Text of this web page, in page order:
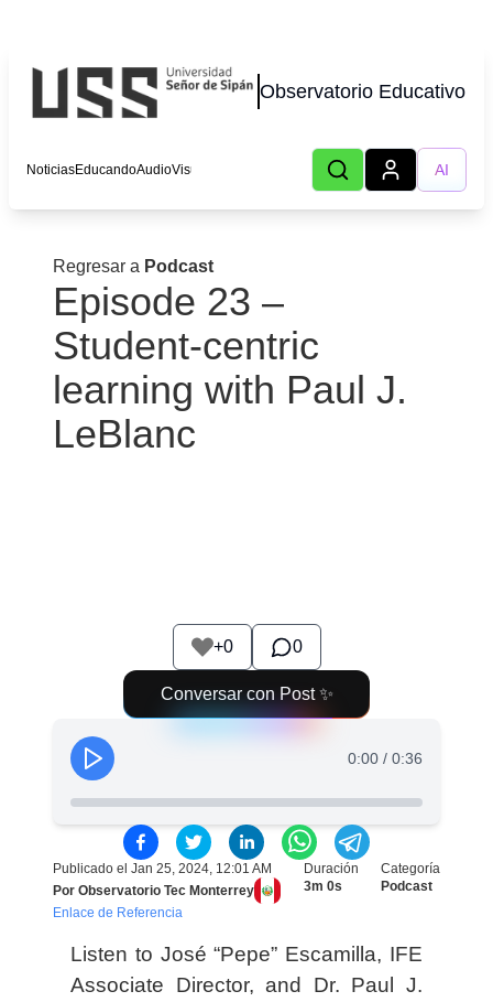
Observatorio Educativo
NoticiasEducandoAudioVisual Autores Eventos CHOTAI
Regresar a Podcast
Episode 23 –
Student-centric
learning with Paul J.
LeBlanc
+0 0
Conversar con Post ✨
0:00 / 0:36
Publicado el Jan 25, 2024, 12:01 AM
Por Observatorio Tec Monterrey
Enlace de Referencia
Duración
3m 0s
Categoría
Podcast
Listen to José “Pepe” Escamilla, IFE
Associate Director, and Dr. Paul J.